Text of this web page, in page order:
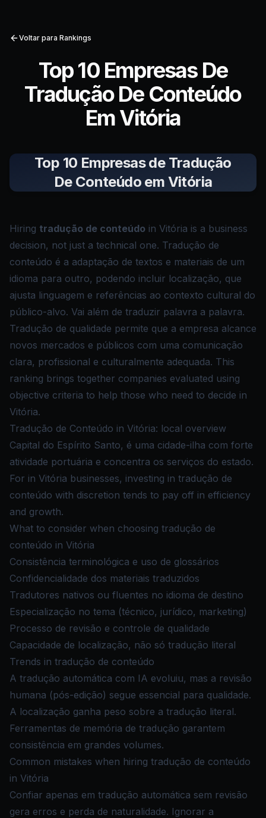
Voltar para Rankings
Top 10 Empresas De
Tradução De Conteúdo
Em Vitória
Top 10 Empresas de Tradução
De Conteúdo em Vitória
Hiring tradução de conteúdo in Vitória is a business
decision, not just a technical one. Tradução de
conteúdo é a adaptação de textos e materiais de um
idioma para outro, podendo incluir localização, que
ajusta linguagem e referências ao contexto cultural do
público-alvo. Vai além de traduzir palavra a palavra.
Tradução de qualidade permite que a empresa alcance
novos mercados e públicos com uma comunicação
clara, profissional e culturalmente adequada. This
ranking brings together companies evaluated using
objective criteria to help those who need to decide in
Vitória.
Tradução de Conteúdo in Vitória: local overview
Capital do Espírito Santo, é uma cidade-ilha com forte
atividade portuária e concentra os serviços do estado.
For in Vitória businesses, investing in tradução de
conteúdo with discretion tends to pay off in efficiency
and growth.
What to consider when choosing tradução de
conteúdo in Vitória
Consistência terminológica e uso de glossários
Confidencialidade dos materiais traduzidos
Tradutores nativos ou fluentes no idioma de destino
Especialização no tema (técnico, jurídico, marketing)
Processo de revisão e controle de qualidade
Capacidade de localização, não só tradução literal
Trends in tradução de conteúdo
A tradução automática com IA evoluiu, mas a revisão
humana (pós-edição) segue essencial para qualidade.
A localização ganha peso sobre a tradução literal.
Ferramentas de memória de tradução garantem
consistência em grandes volumes.
Common mistakes when hiring tradução de conteúdo
in Vitória
Confiar apenas em tradução automática sem revisão
gera erros e perda de naturalidade. Ignorar a